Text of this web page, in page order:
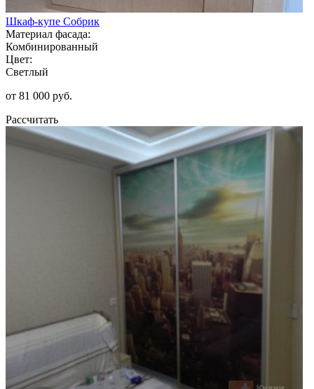
Шкаф-купе Собрик
Материал фасада:
Комбинированный
Цвет:
Светлый
от 81 000 руб.
Рассчитать